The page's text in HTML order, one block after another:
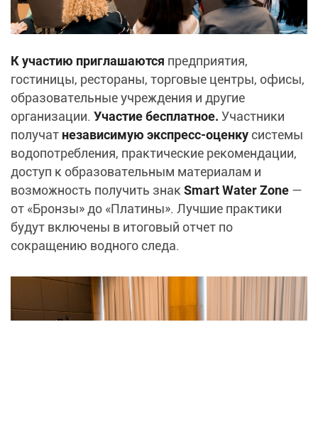
К участию приглашаются предприятия,
гостиницы, рестораны, торговые центры, офисы,
образовательные учреждения и другие
организации. Участие бесплатное. Участники
получат независимую экспресс‑оценку системы
водопотребления, практические рекомендации,
доступ к образовательным материалам и
возможность получить знакSmart Water Zone —
от «Бронзы» до «Платины». Лучшие практики
будут включены в итоговый отчет по
сокращению водного следа.